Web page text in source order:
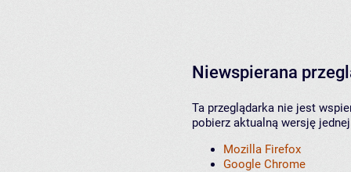
Niewspierana
Ta przeglądarka nie jest
pobierz aktualną wersję
Mozilla Firefox
Google Chrome